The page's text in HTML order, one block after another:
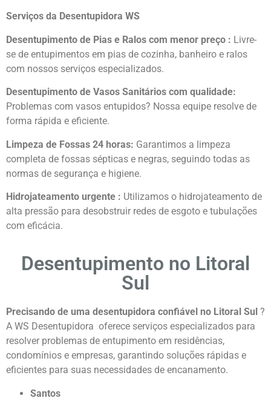
Serviços da Desentupidora WS
Desentupimento de Pias e Ralos com menor preço : Livre-
se de entupimentos em pias de cozinha, banheiro e ralos
com nossos serviços especializados.
Desentupimento de Vasos Sanitários com qualidade:
Problemas com vasos entupidos? Nossa equipe resolve de
forma rápida e eficiente.
Limpeza de Fossas 24 horas: Garantimos a limpeza
completa de fossas sépticas e negras, seguindo todas as
normas de segurança e higiene.
Hidrojateamento urgente : Utilizamos o hidrojateamento de
alta pressão para desobstruir redes de esgoto e tubulações
com eficácia.
Desentupimento no Litoral
Sul
Precisando de uma desentupidora confiável no Litoral Sul ?
A WS Desentupidora oferece serviços especializados para
resolver problemas de entupimento em residências,
condomínios e empresas, garantindo soluções rápidas e
eficientes para suas necessidades de encanamento.
Santos